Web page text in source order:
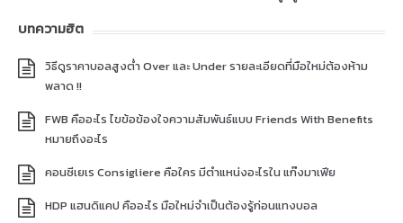
บทความฮิต
วิธีดูราคาบอลสูงต่ำ Over และ Under รายละเอียดที่มือใหม่ต้องห้าม
พลาด !!
FWB คืออะไร ไขข้อข้องใจความสัมพันธ์แบบ Friends With Benefits
หมายถึงอะไร
คอนซีเยเร Consigliere คือใคร มีตำแหน่งอะไรใน แก๊งมาเฟีย
HDP แฮนดิแคป คืออะไร มือใหม่จำเป็นต้องรู้ก่อนแทงบอล